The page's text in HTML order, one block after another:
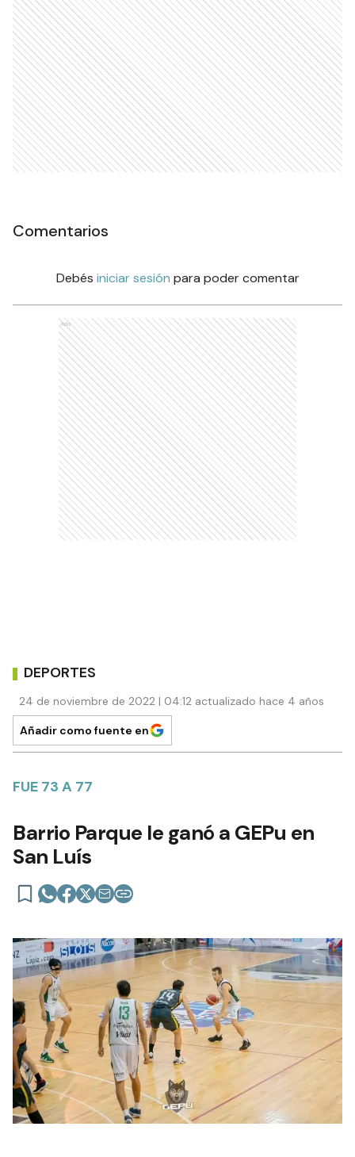
Comentarios
Debés iniciar sesión para poder comentar
Ads
DEPORTES
24 de noviembre de 2022 | 04:12 actualizado hace 4 años
Añadir como fuente en
FUE 73 A 77
Barrio Parque le ganó a GEPu en
San Luís